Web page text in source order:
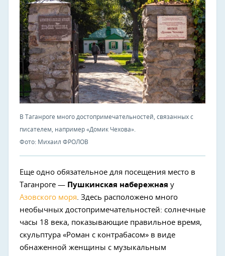
В Таганроге много достопримечательностей, связанных с
писателем, например «Домик Чехова».
Фото: Михаил ФРОЛОВ
Еще одно обязательное для посещения место в
Таганроге — Пушкинская набережная у
Азовского моря. Здесь расположено много
необычных достопримечательностей: солнечные
часы 18 века, показывающие правильное время,
скульптура «Роман с контрабасом» в виде
обнаженной женщины с музыкальным